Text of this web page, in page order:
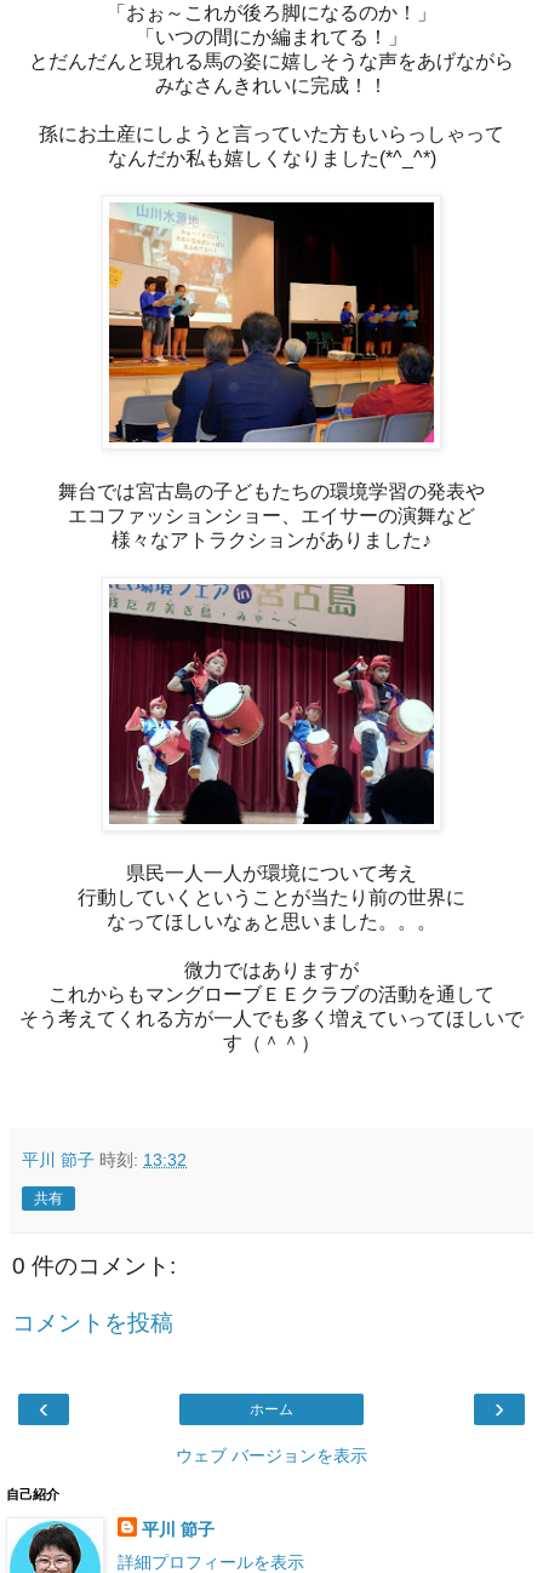
「おぉ～これが後ろ脚になるのか！」
「いつの間にか編まれてる！」
とだんだんと現れる馬の姿に嬉しそうな声をあげながら
みなさんきれいに完成！！
孫にお土産にしようと言っていた方もいらっしゃって
なんだか私も嬉しくなりました(*^_^*)
舞台では宮古島の子どもたちの環境学習の発表や
エコファッションショー、エイサーの演舞など
様々なアトラクションがありました♪
県民一人一人が環境について考え
行動していくということが当たり前の世界に
なってほしいなぁと思いました。。。
微力ではありますが
これからもマングローブＥＥクラブの活動を通して
そう考えてくれる方が一人でも多く増えていってほしいで
す（＾＾）
平川 節子 時刻: 13:32
共有
0 件のコメント:
コメントを投稿
‹ ›
ホーム
ウェブ バージョンを表示
自己紹介
平川 節子
詳細プロフィールを表示